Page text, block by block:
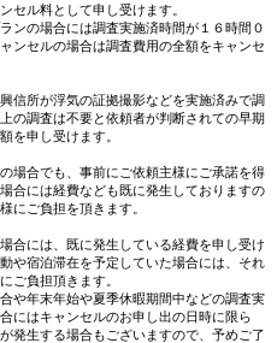
セル料として申し受けます。
ンの場合には調査実施済時間が１６時間０
ンセルの場合は調査費用の全額をキャンセ
信所が浮気の証拠撮影などを実施済みで調
の調査は不要と依頼者が判断されての早期
を申し受けます。
場合でも、事前にご依頼主様にご承諾を得
合には経費なども既に発生しておりますの
にご負担を頂きます。
合には、既に発生している経費を申し受け
や宿泊滞在を予定していた場合には、それ
ご負担頂きます。
や年末年始や夏季休暇期間中などの調査実
にはキャンセルのお申し出の日時に限ら
発生する場合もございますので、予めご了